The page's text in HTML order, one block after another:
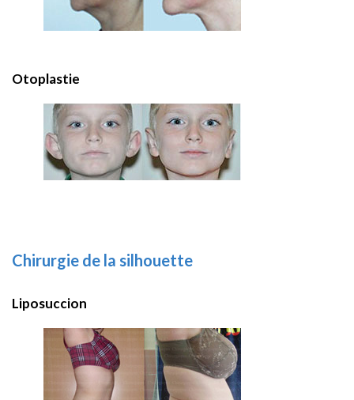
Otoplastie
Chirurgie de la silhouette
Liposuccion